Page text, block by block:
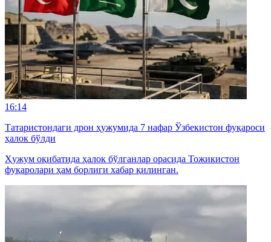
16:14
Татаристондаги дрон ҳужумида 7 нафар Ўзбекистон фуқароси
ҳалок бўлди
Ҳужум оқибатида ҳалок бўлганлар орасида Тожикистон
фуқаролари ҳам борлиги хабар қилинган.